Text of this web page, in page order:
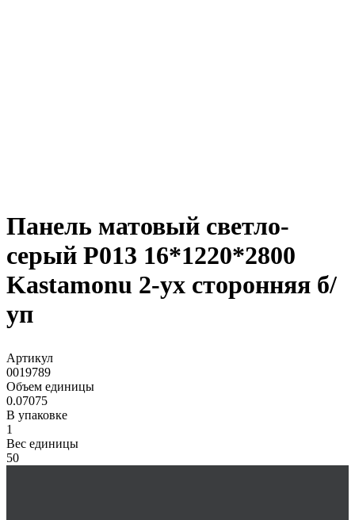
Панель матовый светло-
серый Р013 16*1220*2800
Kastamonu 2-ух сторонняя б/
уп
Артикул
0019789
Объем единицы
0.07075
В упаковке
1
Вес единицы
50